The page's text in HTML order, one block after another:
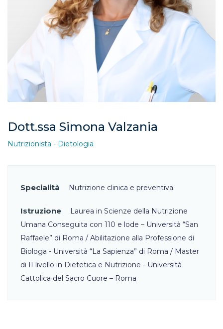
Dott.ssa Simona Valzania
Nutrizionista - Dietologia
Specialità Nutrizione clinica e preventiva
Istruzione
Laurea in Scienze della Nutrizione
Umana Conseguita con 110 e lode – Università “San
Raffaele” di Roma / Abilitazione alla Professione di
Biologa - Università “La Sapienza” di Roma / Master
di II livello in Dietetica e Nutrizione - Università
Cattolica del Sacro Cuore – Roma